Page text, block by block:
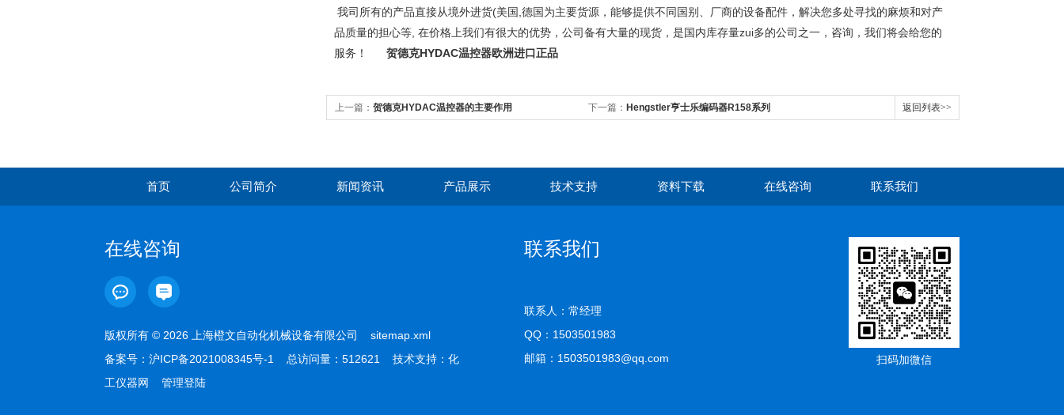
我司所有的产品直接从境外进货(美国,德国为主要货源，能够提供不同国别、厂商的设备配件，解决您多处寻找的麻烦和对产
品质量的担心等, 在价格上我们有很大的优势，公司备有大量的现货，是国内库存量zui多的公司之一，咨询，我们将会给您的
服务！ 贺德克HYDAC温控器欧洲进口正品
上一篇： 贺德克HYDAC温控器的主要作用 下一篇： Hengstler亨士乐编码器R158系列 返回列表>>
首页 公司简介 新闻资讯 产品展示 技术支持 资料下载 在线咨询 联系我们
在线咨询
版权所有 © 2026 上海橙文自动化机械设备有限公司 sitemap.xml
备案号： 沪ICP备2021008345号-1 总访问量：512621 技术支持： 化
工仪器网
管理登陆
联系我们
联系人：常经理
QQ： 1503501983
邮箱：1503501983@qq.com
扫码加微信